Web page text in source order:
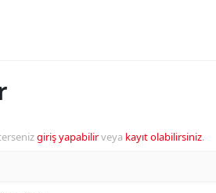
giriş yapabilirveya kayıt olabilirsiniz.